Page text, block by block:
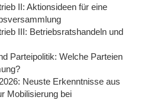
II: Aktionsideen für eine
III: Betriebsratshandeln und
Parteipolitik: Welche Parteien
Neuste Erkenntnisse aus
Mobilisierung bei